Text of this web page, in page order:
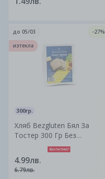
300гр.
Хляб Bezgluten Бял За
Тостер 300 Гр Без
4.99лв.
6.79лв.
до 05/03
-27%
изтекла